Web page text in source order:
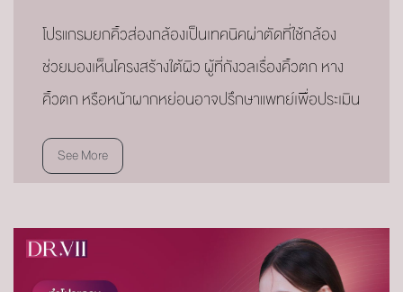
โปรแกรมยกคิ้วส่องกล้องเป็นเทคนิคผ่าตัดที่ใช้กล้อง
ช่วยมองเห็นโครงสร้างใต้ผิว ผู้ที่กังวลเรื่องคิ้วตก หาง
คิ้วตก หรือหน้าผากหย่อนอาจปรึกษาแพทย์เพื่อประเมิน
See More